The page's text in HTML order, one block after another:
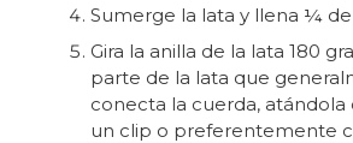
Sumerge la lata y llena ¼
Gira la anilla de la lata 180
parte de la lata que
conecta la cuerda,
un clip o preferentemente